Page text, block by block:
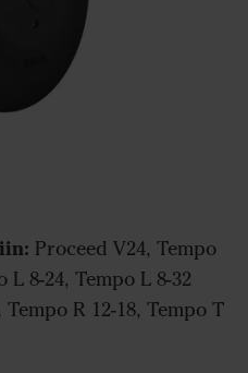
Proceed V24, Tempo
L 8-24, Tempo L 8-32
R 12-18, Tempo T